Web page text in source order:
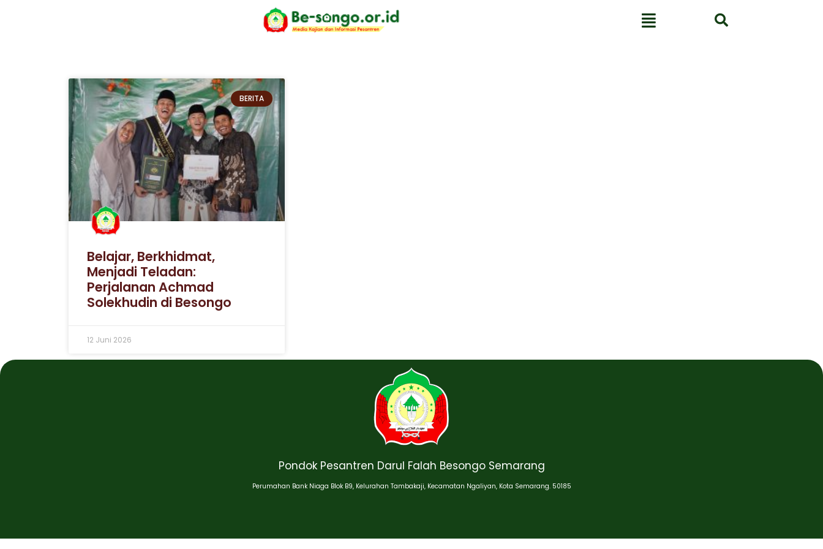
BERITA
Belajar, Berkhidmat,
Menjadi Teladan:
Perjalanan Achmad
Solekhudin di Besongo
12 Juni 2026
Pondok Pesantren Darul Falah Besongo Semarang
Perumahan Bank Niaga Blok B9, Kelurahan Tambakaji, Kecamatan Ngaliyan, Kota Semarang. 50185